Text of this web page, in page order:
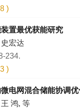
)
置最优获能研究
宏达
234.
)
电网混合储能协调
鸿, 等